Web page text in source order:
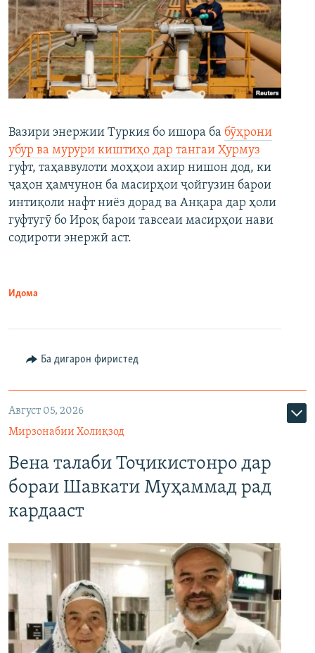
Вазири энержии Туркия бо ишора ба бӯҳрони
убур ва мурури киштиҳо дар тангаи Ҳурмуз
гуфт, таҳаввулоти моҳҳои ахир нишон дод, ки
ҷаҳон ҳамчунон ба масирҳои ҷойгузин барои
интиқоли нафт ниёз дорад ва Анқара дар ҳоли
гуфтугӯ бо Ироқ барои тавсеаи масирҳои нави
содироти энержӣ аст.
Идома
Ба дигарон фиристед
Август 05, 2026
Мирзонабии Холиқзод
Вена талаби Тоҷикистонро дар
бораи Шавкати Муҳаммад рад
кардааст